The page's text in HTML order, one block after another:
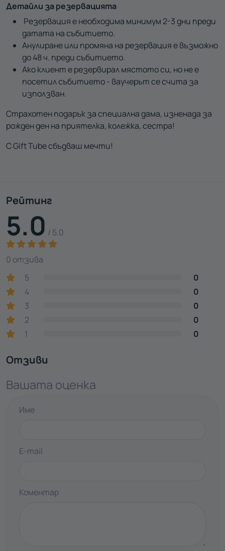
Детайли за резервацията
Резервация е необходима минимум 2-3 дни преди
датата на събитието.
Анулиране или промяна на резервация е възможно
до 48 ч. преди събитието.
Ако клиент е резервирал мястото си, но не е
посетил събитието - ваучерът се счита за
използван.
Страхотен подарък за специална дама, изненада за
рожден ден на приятелка, колежка, сестра!
С Gift Tube сбъдваш мечти!
Рейтинг
5.0 / 5.0
0 отзива
5
0
4
0
3
0
2
0
1
0
Отзиви
Вашата оценка
Име
E-mail
Коментар